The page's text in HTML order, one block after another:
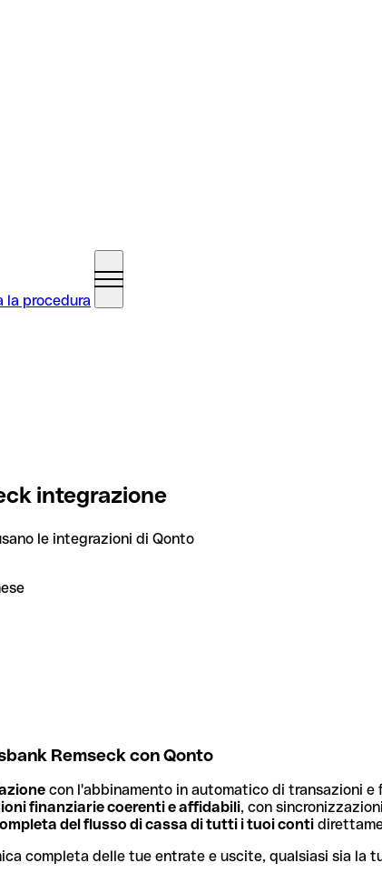
la procedura
integrazione
le integrazioni di Qonto
Remseck con Qonto
con l'abbinamento in automatico di transazioni
finanziarie coerenti e affidabili, con
del flusso di cassa di tutti i tuoi conti
completa delle tue entrate e uscite, qualsiasi sia la